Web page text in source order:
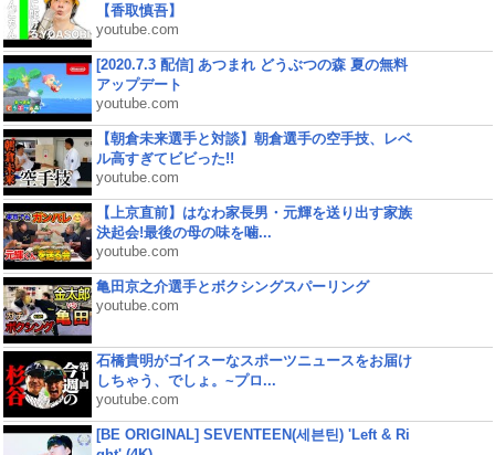
【香取慎吾】
youtube.com
[2020.7.3 配信] あつまれ どうぶつの森 夏の無料
アップデート
youtube.com
【朝倉未来選手と対談】朝倉選手の空手技、レベ
ル高すぎてビビった!!
youtube.com
【上京直前】はなわ家長男・元輝を送り出す家族
決起会!最後の母の味を噛...
youtube.com
亀田京之介選手とボクシングスパーリング
youtube.com
石橋貴明がゴイスーなスポーツニュースをお届け
しちゃう、でしょ。~プロ...
youtube.com
[BE ORIGINAL] SEVENTEEN(세븐틴) 'Left & Ri